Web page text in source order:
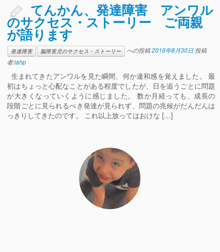
てんかん、発達障害 アンワル
のサクセス・ストーリー ご両親
が語ります
発達障害 脳障害児のサクセス・ストーリー への投稿2019年8月30日 投稿
者:iahp
生まれてきたアンワルを見た瞬間、何か違和感を覚えました。 最
初はちょっと心配なことがある程度でしたが、日を追うごとに問題
が大きくなっていくように感じました。 数か月経っても、成長の
段階ごとに見られるべき発達が見られず、問題の兆候がだんだんは
っきりしてきたのです。 これ以上放ってはおけな […]